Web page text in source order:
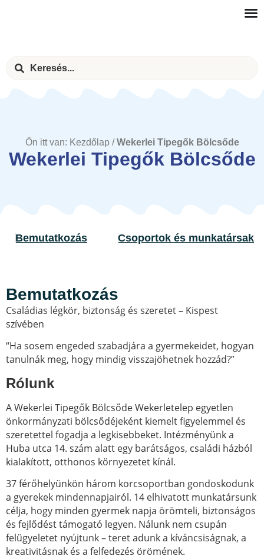
Ön itt van: Kezdőlap/Wekerlei Tipegők Bölcsőde
Wekerlei Tipegők Bölcsőde
Bemutatkozás Csoportok és munkatársak
Bemutatkozás
Családias légkör, biztonság és szeretet – Kispest
szívében
“Ha sosem engeded szabadjára a gyermekeidet, hogyan
tanulnák meg, hogy mindig visszajöhetnek hozzád?”
Rólunk
A Wekerlei Tipegők Bölcsőde Wekerletelep egyetlen
önkormányzati bölcsődéjeként kiemelt figyelemmel és
szeretettel fogadja a legkisebbeket. Intézményünk a
Huba utca 14. szám alatt egy barátságos, családi házból
kialakított, otthonos környezetet kínál.
37 férőhelyünkön három korcsoportban gondoskodunk
a gyerekek mindennapjairól. 14 elhivatott munkatársunk
célja, hogy minden gyermek napja örömteli, biztonságos
és fejlődést támogató legyen. Nálunk nem csupán
felügyeletet nyújtunk – teret adunk a kíváncsiságnak, a
kreativitásnak és a felfedezés örömének.